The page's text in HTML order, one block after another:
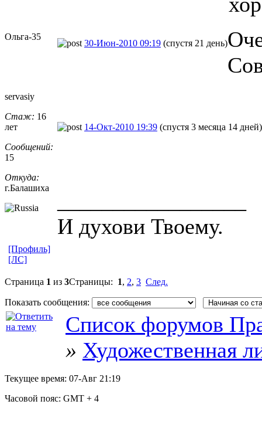
Ольга-35
30-Июн-2010 09:19 (спустя 21 день)
servasiy
Стаж: 16
лет
Сообщений:
15
Откуда:
г.Балашиха
14-Окт-2010 19:39 (спустя 3 месяца 14 дней)
И духови Твоему.
[Профиль]
[ЛС]
Страница 1 из 3Страницы: 1, 2, 3 След.
Показать сообщения:
Список форумов
» Художественная
Текущее время: 07-Авг 21:19
Часовой пояс: GMT + 4